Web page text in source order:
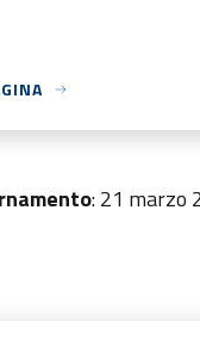
: 21 marzo